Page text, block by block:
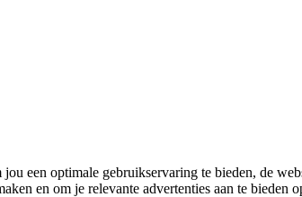
een optimale gebruikservaring te bieden, de
en om je relevante advertenties aan te bieden